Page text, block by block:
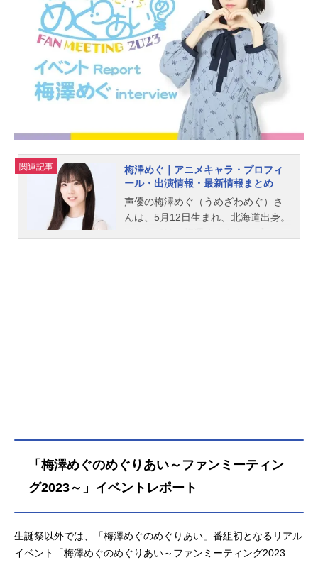
関連記事
梅澤めぐ｜アニメキャラ・プロフィ
ール・出演情報・最新情報まとめ
声優の梅澤めぐ（うめざわめぐ）さ
んは、5月12日生まれ、北海道出身。
「梅澤めぐのめぐりあい～ファンミーティン
グ2023～」イベントレポート
生誕祭以外では、「梅澤めぐのめぐりあい」番組初となるリアル
イベント「梅澤めぐのめぐりあい～ファンミーティング2023